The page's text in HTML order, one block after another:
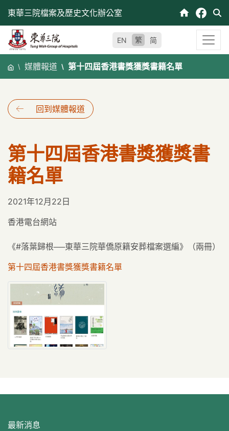
東華三院檔案及歷史文化辦公室
EN 繁 简
媒體報道 第十四屆香港書獎獲獎書籍名單
回到媒體報道
第十四屆香港書獎獲獎書
籍名單
2021年12月22日
香港電台網站
《#落葉歸根──東華三院華僑原籍安葬檔案選編》（兩冊）
第十四屆香港書獎獲獎書籍名單
最新消息